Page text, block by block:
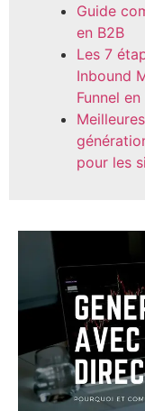
Guide
en B2B
Les 7
Inbound
Funnel en
pour les